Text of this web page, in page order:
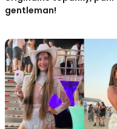
gentleman!